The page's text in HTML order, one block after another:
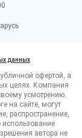
данных
офертой, а
целях. Компания
усмотрению.
на сайте, могут
распространение,
использование
автора не